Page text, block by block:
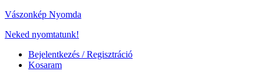
Vászonkép Nyomda
Neked nyomtatunk!
Bejelentkezés / Regisztráció
Kosaram